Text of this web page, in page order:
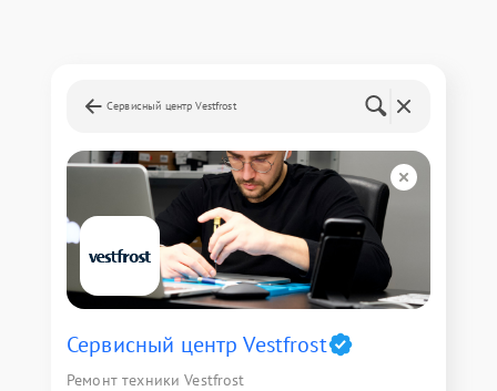
Сервисный центр Vestfrost
Сервисный центр Vestfrost
Ремонт техники Vestfrost